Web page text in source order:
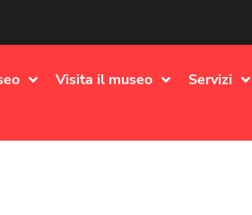
Visita il museo Servizi